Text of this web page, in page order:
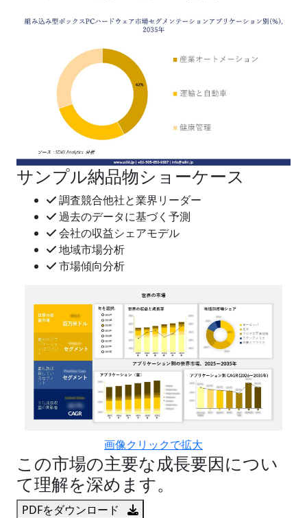
サンプル納品物ショーケース
調査競合他社と業界リーダー
過去のデータに基づく予測
会社の収益シェアモデル
地域市場分析
市場傾向分析
画像クリックで拡大
この市場の主要な成長要因につい
て理解を深めます。
PDFをダウンロード